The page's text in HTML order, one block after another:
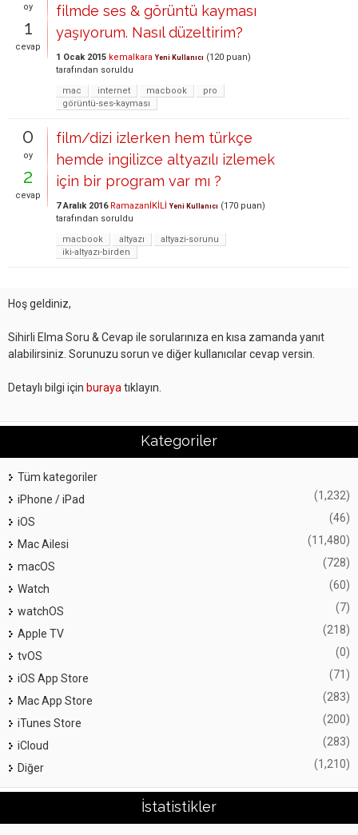
oy
1
cevap
filmde ses & görüntü kayması
yaşıyorum. Nasıl düzeltirim?
1 Ocak 2015 kemalkara Yeni Kullanıcı (120 puan)
tarafından soruldu
mac
internet macbook
pro
görüntü-ses-kayması
0
oy
2
cevap
film/dizi izlerken hem türkçe
hemde ingilizce altyazılı izlemek
için bir program var mı ?
7 Aralık 2016 RamazanİKİLİ Yeni Kullanıcı (170 puan)
tarafından soruldu
macbook
altyazı
altyazi-sorunu
iki-altyazı-birden
Hoş geldiniz,
Sihirli Elma Soru & Cevap ile sorularınıza en kısa zamanda yanıt
alabilirsiniz. Sorunuzu sorun ve diğer kullanıcılar cevap versin.
Detaylı bilgi için buraya tıklayın.
Kategoriler
Tüm kategoriler
iPhone / iPad
(1,232)
iOS (46)
Mac Ailesi (11,480)
macOS (728)
Watch (60)
watchOS (7)
Apple TV (218)
tvOS (0)
iOS App Store (71)
Mac App Store (283)
iTunes Store (200)
iCloud (283)
Diğer (1,210)
İstatistikler